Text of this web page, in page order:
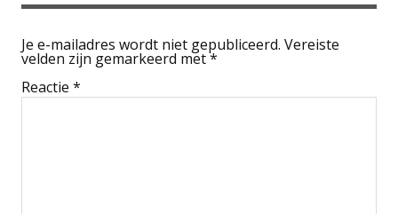
Je e-mailadres wordt niet gepubliceerd. Vereiste
velden zijn gemarkeerd met*
Reactie *